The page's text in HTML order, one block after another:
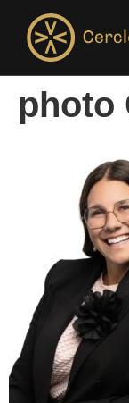
photo